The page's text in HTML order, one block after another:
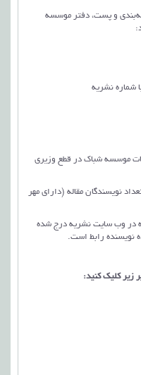
و پست، دفتر موسسه
با شماره نشریه
موسسه شباک در قطع وزیری
نویسندگان مقاله (دارای مهر
وب سایت نشریه درج شده
رابط است.
زیر کلیک کنید: